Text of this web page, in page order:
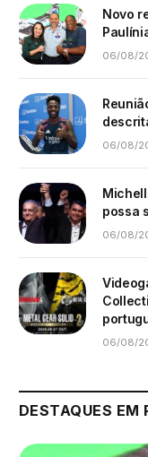
Novo
06/08/
06/08/
possa
06/08/
06/08/
DESTAQUES EM